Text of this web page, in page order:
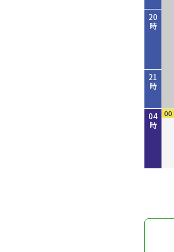
20
時
21
時
22
時
23
時
00
時
01
時
02
時
03
時
04
時
45
00
50
00
00
15
30
45
00
00
00
00